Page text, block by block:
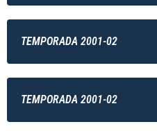
TEMPORADA 2001-02
TEMPORADA 2001-02